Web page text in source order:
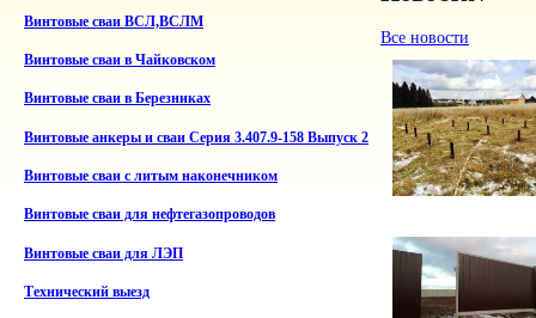
Винтовые сваи ВСЛ,ВСЛМ
Винтовые сваи в Чайковском
Винтовые сваи в Березниках
Винтовые анкеры и сваи Серия 3.407.9-158 Выпуск 2
Винтовые сваи с литым наконечником
Винтовые сваи для нефтегазопроводов
Винтовые сваи для ЛЭП
Технический выезд
Все новости